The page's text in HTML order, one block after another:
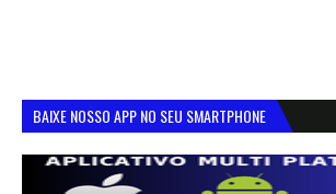
BAIXE NOSSO APP NO SEU SMARTPHONE